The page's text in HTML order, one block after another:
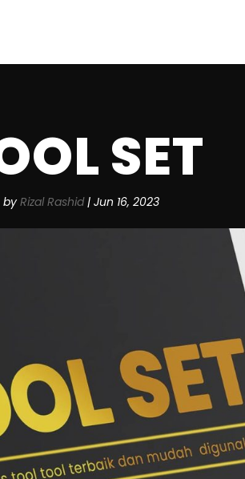
SET
byRizal Rashid|Jun 16, 2023